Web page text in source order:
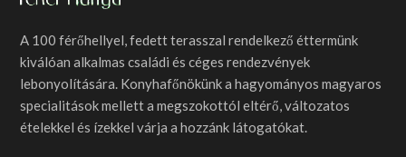
A 100 férőhellyel, fedett terasszal rendelkező éttermünk
kiválóan alkalmas családi és céges rendezvények
lebonyolítására. Konyhafőnökünk a hagyományos magyaros
specialitások mellett a megszokottól eltérő, változatos
ételekkel és ízekkel várja a hozzánk látogatókat.